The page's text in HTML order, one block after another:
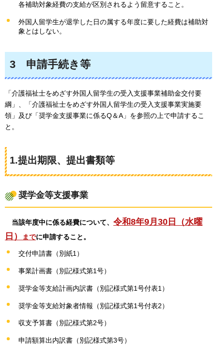
各補助対象経費の支給が区別されるよう留意すること。
外国人留学生が退学した日の属する年度に要した経費は補助対
象とはしない。
3 申請手続き等
「介護福祉士をめざす外国人留学生の受入支援事業補助金交付要
綱」、「介護福祉士をめざす外国人留学生の受入支援事業実施要
領」及び「奨学金支援事業に係るQ＆A」を参照の上で申請するこ
と。
1.提出期限、提出書類等
奨学金等支援事業
当該年度中に係る経費について、 令和8年9月30日（水曜
日）
までに申請すること。
交付申請書（別紙1）
事業計画書（別記様式第1号）
奨学金等支給計画内訳書（別記様式第1号付表1）
奨学金等支給対象者情報（別記様式第1号付表2）
収支予算書（別記様式第2号）
申請額算出内訳書（別記様式第3号）